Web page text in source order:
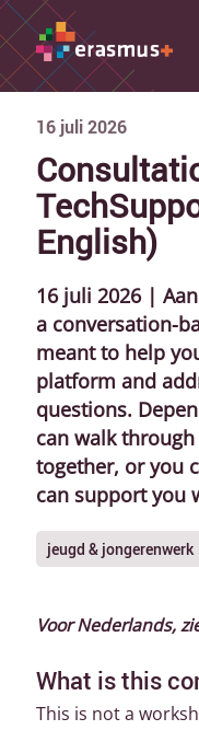
16 juli 2026
English)
16 juli 2026 |
a conversation-
meant to help
platform and
questions.
can walk
together, or you
can support you
jeugd & jongerenwerk
Voor Nederlands,
What is this
This is not a